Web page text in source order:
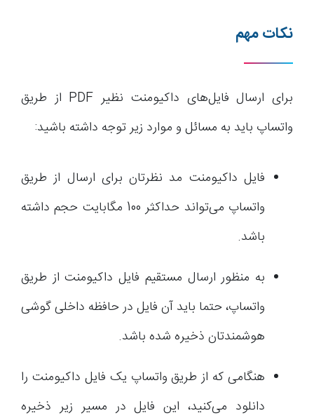
نکات مهم
برای ارسال فایل‌های داکیومنت نظیر PDF از طریق
واتساپ باید به مسائل و موارد زیر توجه داشته باشید:
فایل داکیومنت مد نظرتان برای ارسال از طریق
واتساپ می‌تواند حداکثر 100 مگابایت حجم داشته
باشد.
به منظور ارسال مستقیم فایل داکیومنت از طریق
واتساپ، حتما باید آن فایل در حافظه داخلی گوشی
هوشمندتان ذخیره شده باشد.
هنگامی که از طریق واتساپ یک فایل داکیومنت را
دانلود می‌کنید، این فایل در مسیر زیر ذخیره